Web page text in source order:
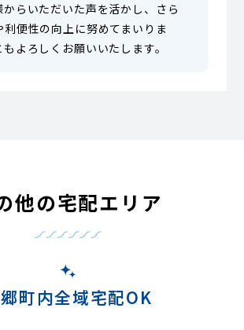
からいただいた声を活かし、さら
利便性の向上に努めてまいりま
よろしくお願いいたします。
他の宅配エリア
町内全域宅配OK